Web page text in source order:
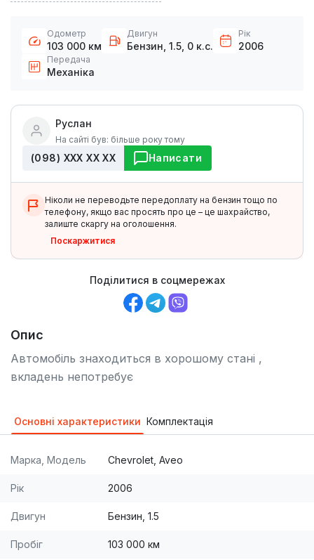
Одометр
103 000 км
Двигун
Бензин, 1.5, 0 к.с.
Рік
2006
Передача
Механіка
Руслан
На сайті був: більше року тому
(098) ХХХ ХХ ХХ Написати
Ніколи не переводьте передоплату на бензин тощо по
телефону, якщо вас просять про це – це шахрайство,
залиште скаргу на оголошення.
Поскаржитися
Поділитися в соцмережах
Опис
Автомобіль знаходиться в хорошому стані ,
вкладень непотребує
Основні характеристики Комплектація
Марка, Модель Chevrolet, Aveo
Рік 2006
Двигун Бензин, 1.5
Пробіг 103 000 км